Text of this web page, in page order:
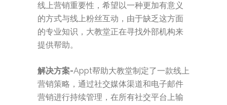
线上营销重要性，希望以一种更加有意义
的方式与线上粉丝互动，由于缺乏这方面
的专业知识，大教堂正在寻找外部机构来
提供帮助。
解决方案-Appt帮助大教堂制定了一款线上
营销策略，通过社交媒体渠道和电子邮件
营销进行持续管理，在所有社交平台上输